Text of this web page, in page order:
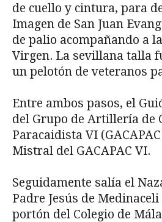
de cuello y cintura, para
Imagen de San Juan
de palio acompañando a
Virgen. La sevillana talla
un pelotón de veteranos
Entre ambos pasos, el
del Grupo de Artillería de
Paracaidista VI
Mistral del GACAPAC VI.
Seguidamente salía el
Padre Jesús de
portón del Colegio de